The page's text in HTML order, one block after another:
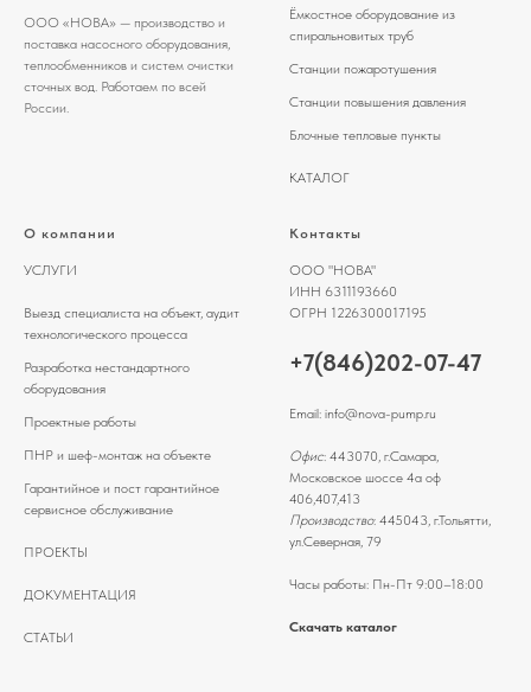
ООО «НОВА» — производство и
поставка насосного оборудования,
теплообменников и систем очистки
сточных вод. Работаем по всей
России.
Ёмкостное оборудование из
спиральновитых труб
Станции пожаротушения
Станции повышения давления
Блочные тепловые пункты
КАТАЛОГ
О компании
УСЛУГИ
Выезд специалиста на объект, аудит
технологического процесса
Разработка нестандартного
оборудования
Проектные работы
ПНР и шеф-монтаж на объекте
Гарантийное и пост гарантийное
сервисное обслуживание
ПРОЕКТЫ
ДОКУМЕНТАЦИЯ
СТАТЬИ
Контакты
ООО "НОВА"
ИНН 6311193660
ОГРН 1226300017195
+7(846)202-07-47
Email: info@nova-pump.ru
Офис: 443070, г.Самара,
Московское шоссе 4а оф
406,407,413
Производство: 445043, г.Тольятти,
ул.Северная, 79
Часы работы: Пн-Пт 9:00–18:00
Скачать каталог